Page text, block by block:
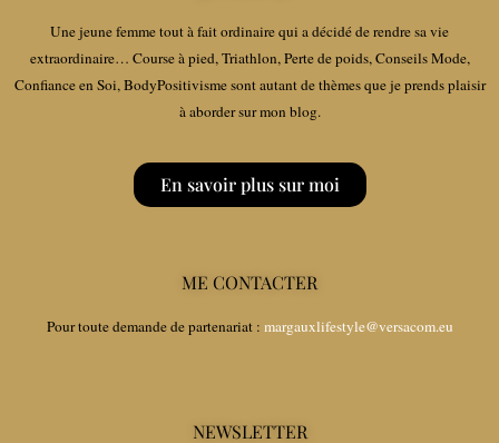
Une jeune femme tout à fait ordinaire qui a décidé de rendre sa vie
extraordinaire… Course à pied, Triathlon, Perte de poids, Conseils Mode,
Confiance en Soi, BodyPositivisme sont autant de thèmes que je prends plaisir
à aborder sur mon blog.
En savoir plus sur moi
ME CONTACTER
Pour toute demande de partenariat : margauxlifestyle@versacom.eu
NEWSLETTER